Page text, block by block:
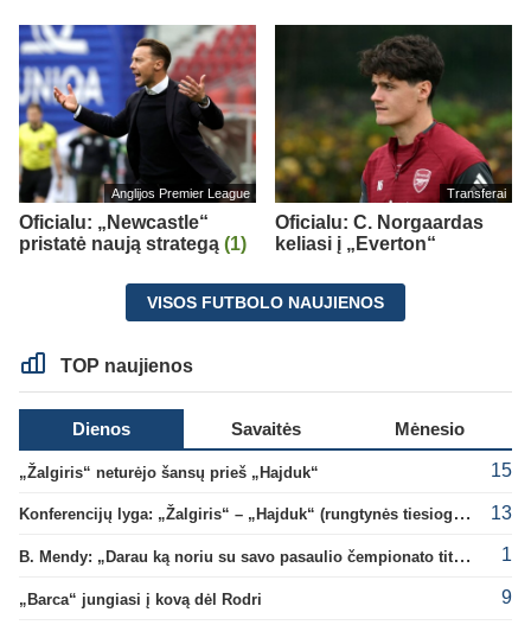
Anglijos Premier League
Oficialu: „Newcastle“
pristatė naują strategą (1)
Transferai
Oficialu: C. Norgaardas
keliasi į „Everton“
VISOS FUTBOLO NAUJIENOS
TOP naujienos
Dienos Savaitės Mėnesio
„Žalgiris“ neturėjo šansų prieš „Hajduk“ 15
Konferencijų lyga: „Žalgiris“ – „Hajduk“ (rungtynės tiesiogiai) 13
B. Mendy: „Darau ką noriu su savo pasaulio čempionato titulu“ 1
„Barca“ jungiasi į kovą dėl Rodri 9